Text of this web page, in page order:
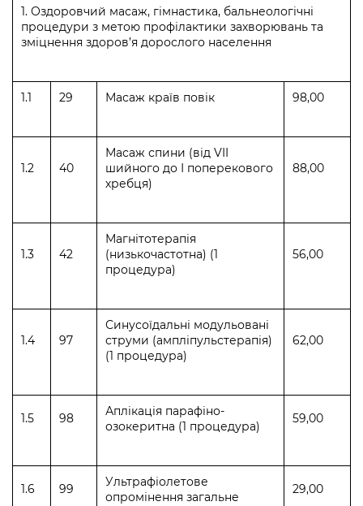
1. Оздоровчий масаж, гімнастика, бальнеологічні
процедури з метою профілактики захворювань та
зміцнення здоров’я дорослого населення
1.1 29 Масаж країв повік 98,00
1.2 40
Масаж спини (від VII
шийного до І поперекового
хребця)
88,00
1.3 42
Магнітотерапія
(низькочастотна) (1
процедура)
56,00
1.4 97
Синусоїдальні модульовані
струми (ампліпульстерапія)
(1 процедура)
62,00
1.5 98
Аплікація парафіно-
озокеритна (1 процедура)
59,00
1.6 99
Ультрафіолетове
опромінення загальне
29,00